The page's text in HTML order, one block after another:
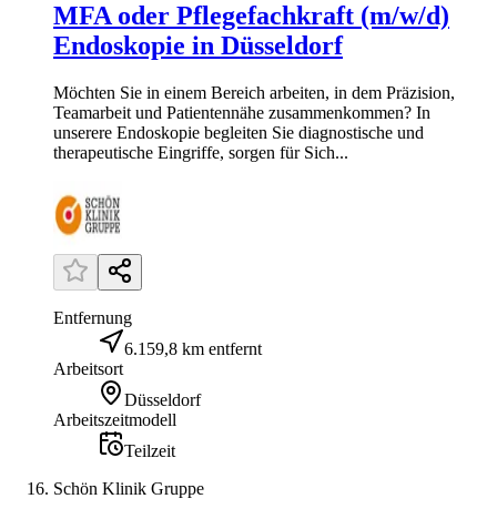
MFA oder Pflegefachkraft (m/w/d)
Endoskopie in Düsseldorf
Möchten Sie in einem Bereich arbeiten, in dem Präzision,
Teamarbeit und Patientennähe zusammenkommen? In
unserere Endoskopie begleiten Sie diagnostische und
therapeutische Eingriffe, sorgen für Sich...
Entfernung
6.159,8 km entfernt
Arbeitsort
Düsseldorf
Arbeitszeitmodell
Teilzeit
Schön Klinik Gruppe